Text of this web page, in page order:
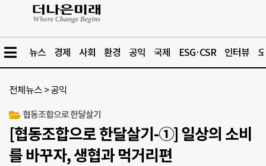
뉴스 경제 사회 환경 공익 국제 ESG·CSR 인터뷰
전체뉴스 >공익
협동조합으로 한달살기
[협동조합으로 한달살기-①] 일상의 소비
를 바꾸자, 생협과 먹거리편